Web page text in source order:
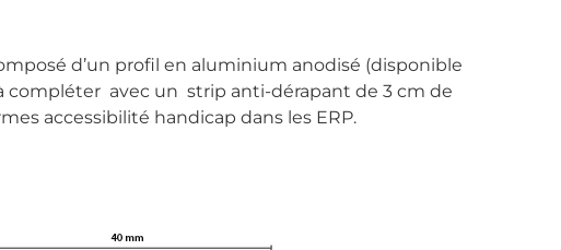
d’un profil en aluminium anodisé (disponible
compléter avec un strip anti-dérapant de 3 cm de
accessibilité handicap dans les ERP.